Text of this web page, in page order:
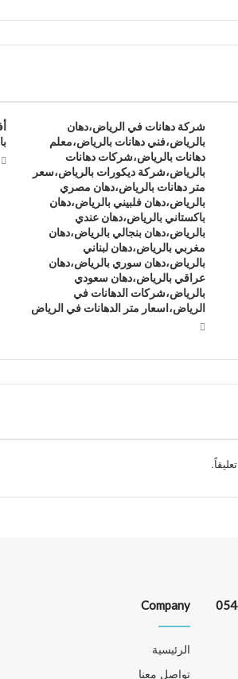
شركة دهانات في الرياض،دهان
بالرياض،فني دهانات بالرياض،معلم
دهانات بالرياض،شركات دهانات
بالرياض،شركة ديكورات بالرياض،سعر
متر دهانات بالرياض،دهان مصري
بالرياض،دهان فلبيني بالرياض،دهان
باكستاني بالرياض،دهان عندي
بالرياض،دهان بنجالي بالرياض،دهان
مغربي بالرياض،دهان لبناني
بالرياض،دهان سوري بالرياض،دهان
عراقي بالرياض،دهان سعودي
بالرياض،شركات الدهانات في
الرياض،اسعار متر الدهانات في الرياض
Company
الرئيسية
تواصل معنا